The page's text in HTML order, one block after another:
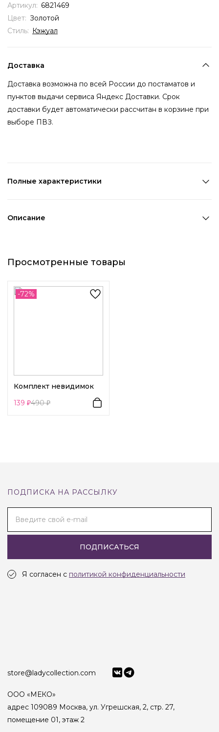
Артикул: 6821469
Цвет: Золотой
Стиль: Кэжуал
Доставка
Доставка возможна по всей России до постаматов и
пунктов выдачи сервиса Яндекс Доставки. Срок
доставки будет автоматически рассчитан в корзине при
выборе ПВЗ.
Полные характеристики
Длина 1: 0,2 см
Возраст:Взрослый
Декоративный элемент 1:
Описание
Невидимки дополнены бежевыми раковинами и
пряди, а ваша причёска не останется незамеченной.
Просмотренные товары
-72%
Комплект невидимок
139
490
ПОДПИСКА НА РАССЫЛКУ
Введите свой e-mail
ПОДПИСАТЬСЯ
Я согласен с политикой конфиденциальности
store@ladycollection.com
ООО «МЕКО»
адрес 109089 Москва, ул. Угрешская, 2, стр. 27,
помещение 01, этаж 2